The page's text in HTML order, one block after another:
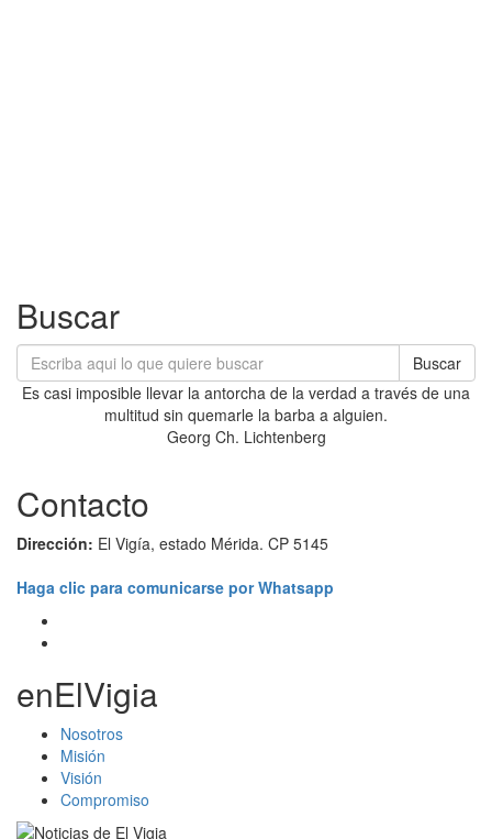
Buscar
Buscar
Es casi imposible llevar la antorcha de la verdad a través de una
multitud sin quemarle la barba a alguien.
Georg Ch. Lichtenberg
Contacto
Dirección: El Vigía, estado Mérida. CP 5145
Haga clic para comunicarse por Whatsapp
enElVigia
Nosotros
Misión
Visión
Compromiso